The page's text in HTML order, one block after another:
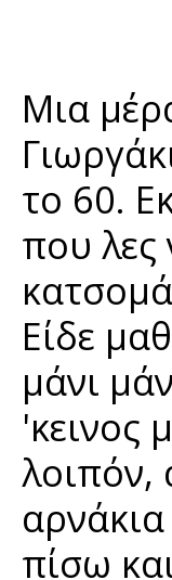
Μια
το 60.
που λες
Είδε
μάνι
'κεινος
λοιπόν,
πίσω